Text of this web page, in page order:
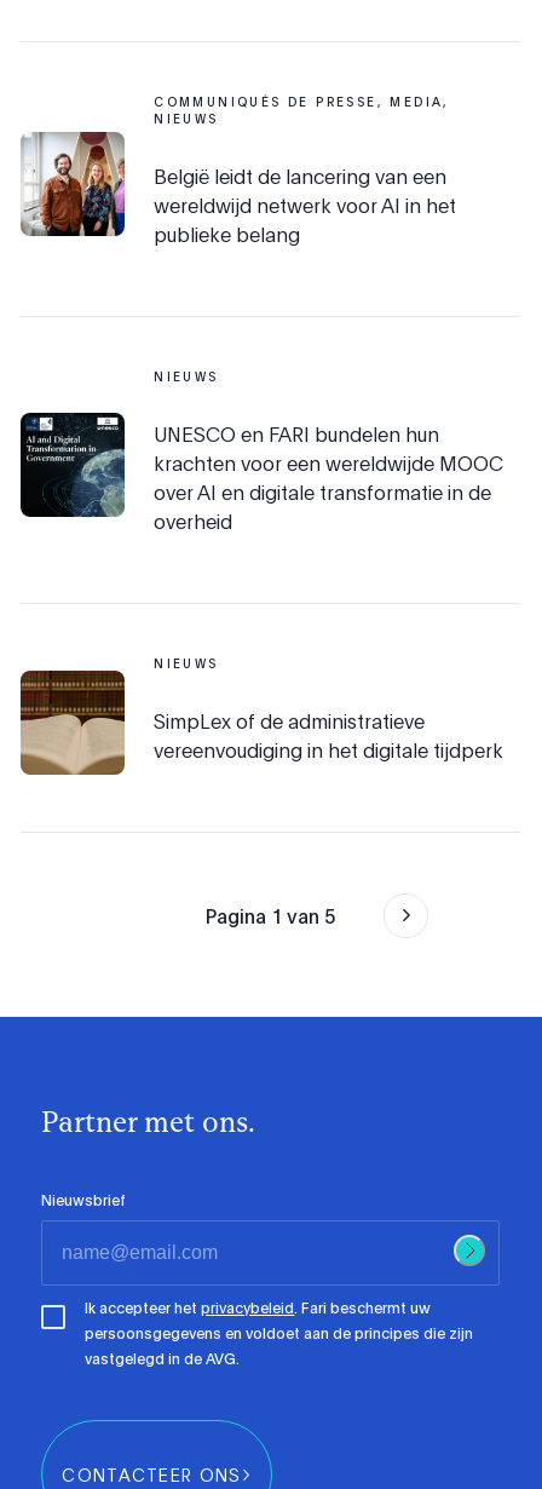
COMMUNIQUÉS DE PRESSE, MEDIA,
NIEUWS
België leidt de lancering van een
wereldwijd netwerk voor AI in het
publieke belang
NIEUWS
UNESCO en FARI bundelen hun
krachten voor een wereldwijde MOOC
over AI en digitale transformatie in de
overheid
NIEUWS
SimpLex of de administratieve
vereenvoudiging in het digitale tijdperk
Pagina 1 van 5
Partner met ons.
Nieuwsbrief
Ik accepteer hetprivacybeleid. Fari beschermt uw
persoonsgegevens en voldoet aan de principes die zijn
vastgelegd in de AVG.
CONTACTEER ONS